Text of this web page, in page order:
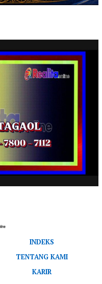
INDEKS
TENTANG KAMI
KARIR